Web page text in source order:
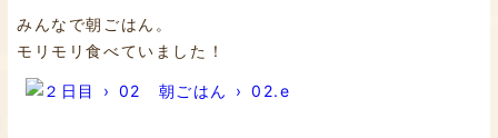
みんなで朝ごはん。
モリモリ食べていました！